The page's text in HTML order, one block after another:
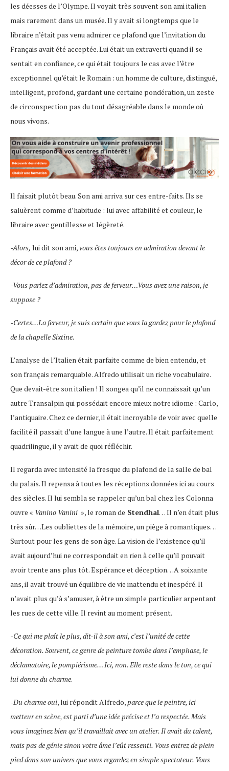
les déesses de l’Olympe. Il voyait très souvent son ami italien
mais rarement dans un musée. Il y avait si longtemps que le
libraire n’était pas venu admirer ce plafond que l’invitation du
Français avait été acceptée. Lui était un extraverti quand il se
sentait en confiance, ce qui était toujours le cas avec l’être
exceptionnel qu’était le Romain : un homme de culture, distingué,
intelligent, profond, gardant une certaine pondération, un zeste
de circonspection pas du tout désagréable dans le monde où
nous vivons.
Il faisait plutôt beau. Son ami arriva sur ces entre-faits. Ils se
saluèrent comme d’habitude : lui avec affabilité et couleur, le
libraire avec gentillesse et légèreté.
-Alors, lui dit son ami,vous êtes toujours en admiration devant le
décor de ce plafond ?
-Vous parlez d’admiration, pas de ferveur…Vous avez une raison, je
suppose ?
-Certes…La ferveur, je suis certain que vous la gardez pour le plafond
de la chapelle Sixtine.
L’analyse de l’Italien était parfaite comme de bien entendu, et
son français remarquable. Alfredo utilisait un riche vocabulaire.
Que devait-être son italien ! Il songea qu’il ne connaissait qu’un
autre Transalpin qui possédait encore mieux notre idiome : Carlo,
l’antiquaire. Chez ce dernier, il était incroyable de voir avec quelle
facilité il passait d’une langue à une l’autre. Il était parfaitement
quadrilingue, il y avait de quoi réfléchir.
Il regarda avec intensité la fresque du plafond de la salle de bal
du palais. Il repensa à toutes les réceptions données ici au cours
des siècles. Il lui sembla se rappeler qu’un bal chez les Colonna
ouvre « Vanino Vanini », le roman de Stendhal… Il n’en était plus
très sûr…Les oubliettes de la mémoire, un piège à romantiques…
Surtout pour les gens de son âge. La vision de l’existence qu’il
avait aujourd’hui ne correspondait en rien à celle qu’il pouvait
avoir trente ans plus tôt. Espérance et déception…A soixante
ans, il avait trouvé un équilibre de vie inattendu et inespéré. Il
n’avait plus qu’à s’amuser, à être un simple particulier arpentant
les rues de cette ville. Il revint au moment présent.
-Ce qui me plaît le plus, dit-il à son ami, c’est l’unité de cette
décoration. Souvent, ce genre de peinture tombe dans l’emphase, le
déclamatoire, le pompiérisme… Ici, non. Elle reste dans le ton, ce qui
lui donne du charme.
-Du charme oui, lui répondit Alfredo,parce que le peintre, ici
metteur en scène, est parti d’une idée précise et l’a respectée. Mais
vous imaginez bien qu’il travaillait avec un atelier. Il avait du talent,
mais pas de génie sinon votre âme l’eût ressenti. Vous entrez de plein
pied dans son univers que vous regardez en simple spectateur. Vous